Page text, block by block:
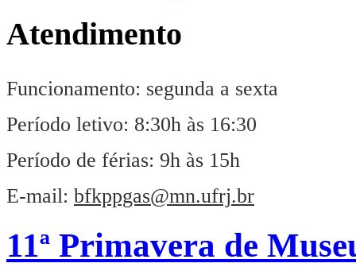
Atendimento
Funcionamento: segunda a sexta
Período letivo: 8:30h às 16:30
Período de férias: 9h às 15h
E-mail: bfkppgas@mn.ufrj.br
11ª Primavera de